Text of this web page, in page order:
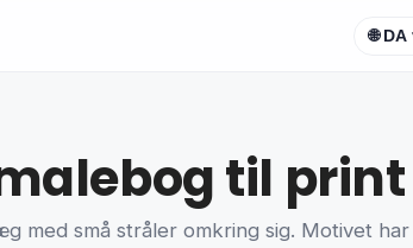
🌐 DA
til print
med små stråler omkring sig. Motivet